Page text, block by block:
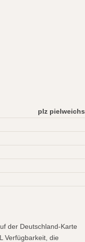
plz pielweichs
der Deutschland-Karte
Verfügbarkeit, die